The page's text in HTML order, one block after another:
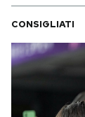
I MIEI
SHOP
CONSIGLIATI